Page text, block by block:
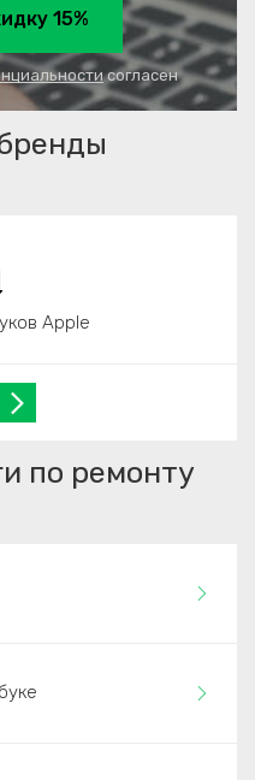
15%
согласен
Apple
по ремонту